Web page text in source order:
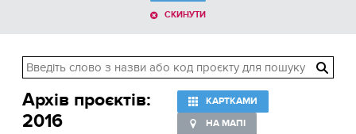
СКИНУТИ
Архів проєктів:
2016
КАРТКАМИ
НА МАПІ